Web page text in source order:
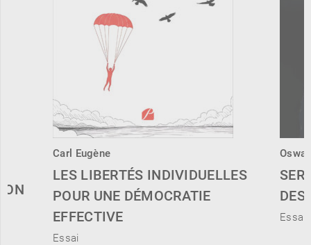
Carl Eugène
LES LIBERTÉS INDIVIDUELLES
POUR UNE DÉMOCRATIE
EFFECTIVE
Essai
DES
Essai